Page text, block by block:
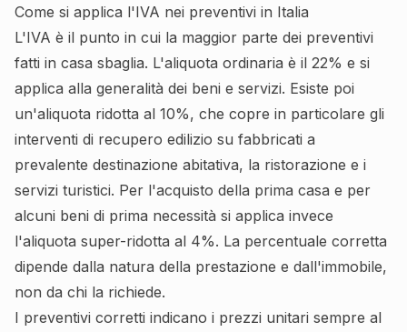
Come si applica l'IVA nei preventivi in Italia
L'IVA è il punto in cui la maggior parte dei preventivi
fatti in casa sbaglia. L'aliquota ordinaria è il 22% e si
applica alla generalità dei beni e servizi. Esiste poi
un'aliquota ridotta al 10%, che copre in particolare gli
interventi di recupero edilizio su fabbricati a
prevalente destinazione abitativa, la ristorazione e i
servizi turistici. Per l'acquisto della prima casa e per
alcuni beni di prima necessità si applica invece
l'aliquota super-ridotta al 4%. La percentuale corretta
dipende dalla natura della prestazione e dall'immobile,
non da chi la richiede.
I preventivi corretti indicano i prezzi unitari sempre al